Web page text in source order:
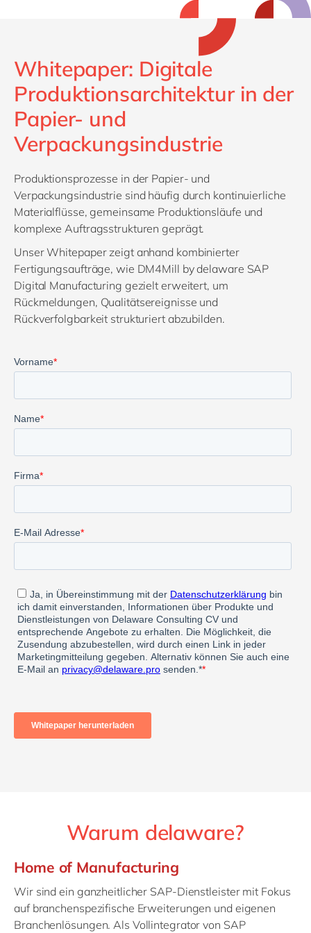
Whitepaper: Digitale
Produktionsarchitektur in der
Papier- und
Verpackungsindustrie
Produktionsprozesse in der Papier- und
Verpackungsindustrie sind häufig durch kontinuierliche
Materialflüsse, gemeinsame Produktionsläufe und
komplexe Auftragsstrukturen geprägt.
Unser Whitepaper zeigt anhand kombinierter
Fertigungsaufträge, wie DM4Mill by delaware SAP
Digital Manufacturing gezielt erweitert, um
Rückmeldungen, Qualitätsereignisse und
Rückverfolgbarkeit strukturiert abzubilden.
Warum delaware?
Home of Manufacturing
Wir sind ein ganzheitlicher SAP-Dienstleister mit Fokus
auf branchenspezifische Erweiterungen und eigenen
Branchenlösungen. Als Vollintegrator von SAP